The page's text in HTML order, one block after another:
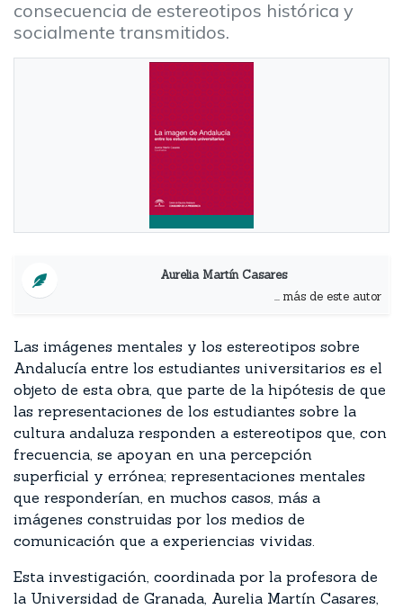
consecuencia de estereotipos histórica y
socialmente transmitidos.
Aurelia Martín Casares
... más de este autor
Las imágenes mentales y los estereotipos sobre
Andalucía entre los estudiantes universitarios es el
objeto de esta obra, que parte de la hipótesis de que
las representaciones de los estudiantes sobre la
cultura andaluza responden a estereotipos que, con
frecuencia, se apoyan en una percepción
superficial y errónea; representaciones mentales
que responderían, en muchos casos, más a
imágenes construidas por los medios de
comunicación que a experiencias vividas.
Esta investigación, coordinada por la profesora de
la Universidad de Granada, Aurelia Martín Casares,